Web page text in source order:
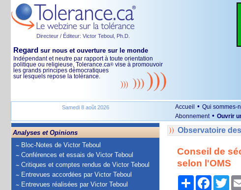
Directeur / Éditeur: Victor Teboul, Ph.D.
Regard sur nous et ouverture sur le monde
Indépendant et neutre par rapport à toute orientation
politique ou religieuse, Tolerance.ca® vise à promouvoir
les grands principes démocratiques
sur lesquels repose la tolérance.
Samedi 8 août 2026 Accueil • Qui sommes-
Abonnement • Ouvrir
Analyses et Opinions
Bloc-Notes de Victor Teboul
Conférences et essais de Victor Teboul
Critiques et comptes rendus de Victor Teboul
Entrevues accordées par Victor Teboul
Entrevues réalisées par Victor Teboul
Observatoire
Conseil de
selon l'OMS
Partager